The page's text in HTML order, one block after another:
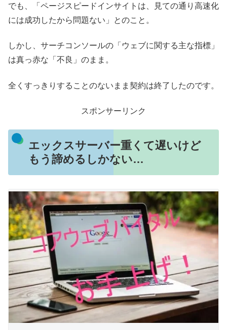
でも、「ページスピードインサイトは、見ての通り高速化
には成功したから問題ない」とのこと。
しかし、サーチコンソールの「ウェブに関する主な指標」
は真っ赤な「不良」のまま。
全くすっきりすることのないまま契約は終了したのです。
スポンサーリンク
エックスサーバー重くて遅いけど
もう諦めるしかない…